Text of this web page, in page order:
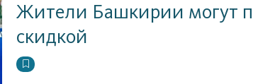
Жители Башкирии могут
скидкой